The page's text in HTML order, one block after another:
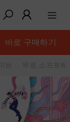
무료 소프트웨
바로 구매하기